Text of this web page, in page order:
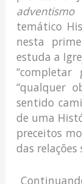
adventismo
temático
nesta
estuda a
“completar
“qualquer
sentido
de uma
preceitos
das relações